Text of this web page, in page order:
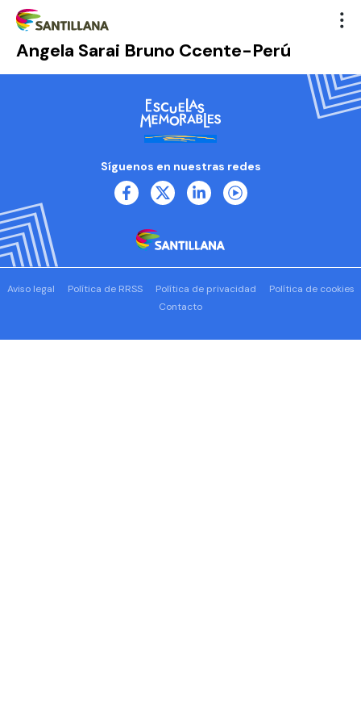
Angela Sarai Bruno Ccente-Perú
Síguenos en nuestras redes
Aviso legal Política de RRSS Política de privacidad
Política de cookies
Contacto